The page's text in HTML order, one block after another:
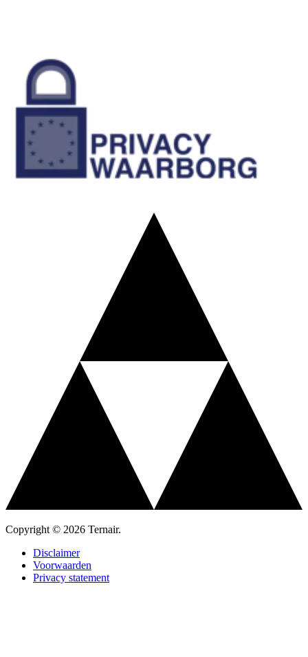
Copyright © 2026 Ternair.
Disclaimer
Voorwaarden
Privacy statement